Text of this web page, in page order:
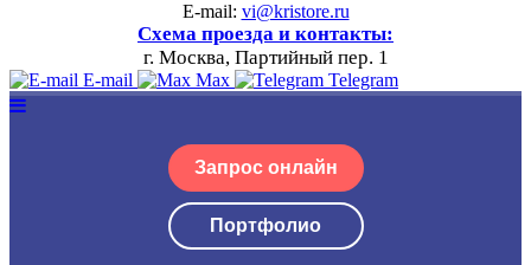
E-mail: vi@kristore.ru
Схема проезда и контакты:
г. Москва, Партийный пер. 1
E-mail Max Telegram
Запрос онлайн
Портфолио